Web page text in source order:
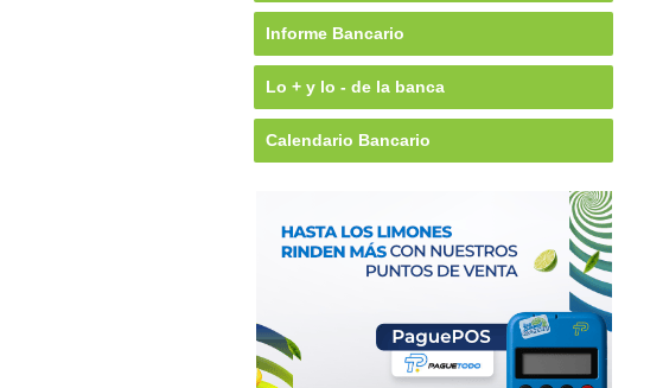
Informe Bancario
Lo + y lo - de la banca
Calendario Bancario